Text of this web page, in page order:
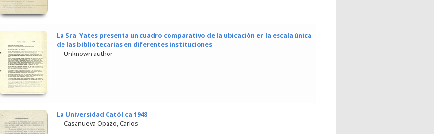
La Sra. Yates presenta un cuadro comparativo de la ubicación en la escala única
de las bibliotecarias en diferentes instituciones
Unknown author
La Universidad Católica 1948
Casanueva Opazo, Carlos